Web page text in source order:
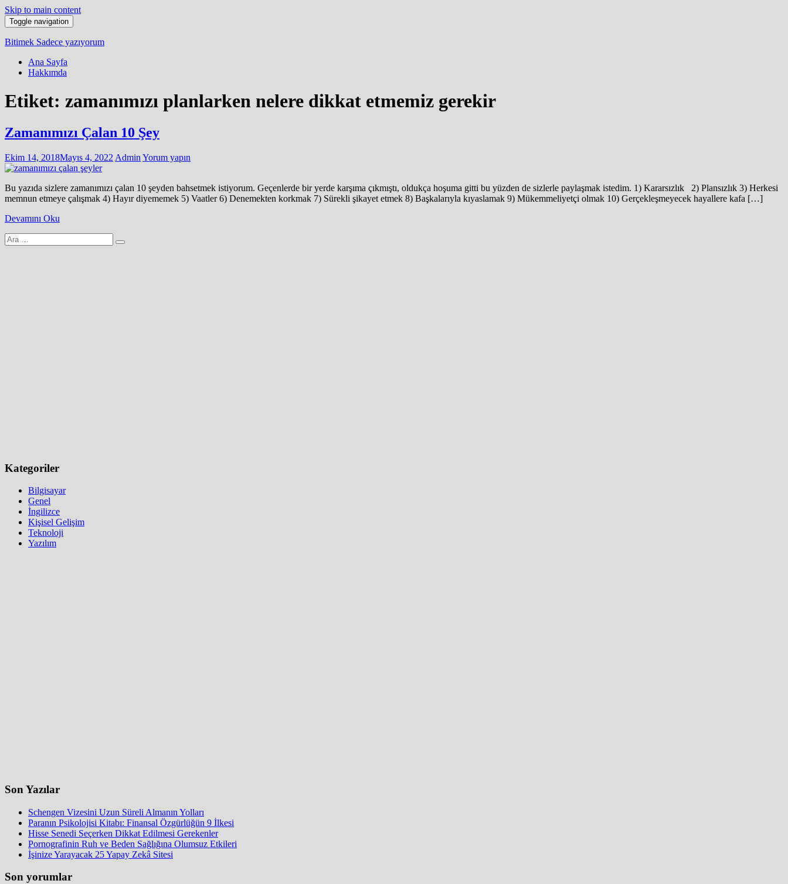
Skip to main content
Toggle navigation
Bitimek Sadece yazıyorum
Ana Sayfa
Hakkımda
Etiket: zamanımızı planlarken nelere dikkat etmemiz gerekir
Zamanımızı Çalan 10 Şey
Ekim 14, 2018Mayıs 4, 2022 Admin Yorum yapın
Bu yazıda sizlere zamanımızı çalan 10 şeyden bahsetmek istiyorum. Geçenlerde bir yerde karşıma çıkmıştı, oldukça hoşuma gitti bu yüzden de sizlerle paylaşmak istedim. 1) Kararsızlık 2) Plansızlık 3) Herkesi
memnun etmeye çalışmak 4) Hayır diyememek 5) Vaatler 6) Denemekten korkmak 7) Sürekli şikayet etmek 8) Başkalarıyla kıyaslamak 9) Mükemmeliyetçi olmak 10) Gerçekleşmeyecek hayallere kafa […]
Devamını Oku
Arama
yap:
Kategoriler
Bilgisayar
Genel
İngilizce
Kişisel Gelişim
Teknoloji
Yazılım
Son Yazılar
Schengen Vizesini Uzun Süreli Almanın Yolları
Paranın Psikolojisi Kitabı: Finansal Özgürlüğün 9 İlkesi
Hisse Senedi Seçerken Dikkat Edilmesi Gerekenler
Pornografinin Ruh ve Beden Sağlığına Olumsuz Etkileri
İşinize Yarayacak 25 Yapay Zekâ Sitesi
Son yorumlar